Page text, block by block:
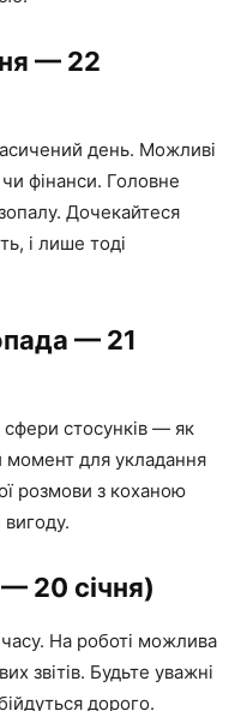
— 22
день. Можливі
фінанси. Головне
Дочекайтеся
і лише тоді
— 21
сфери стосунків — як
момент для укладання
розмови з коханою
20 січня)
На роботі можлива
звітів. Будьте уважні
дорого.